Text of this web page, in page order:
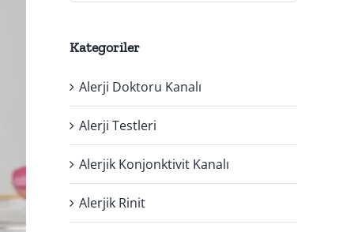
Kategoriler
Alerji Doktoru Kanalı
Alerji Testleri
Alerjik Konjonktivit Kanalı
Alerjik Rinit